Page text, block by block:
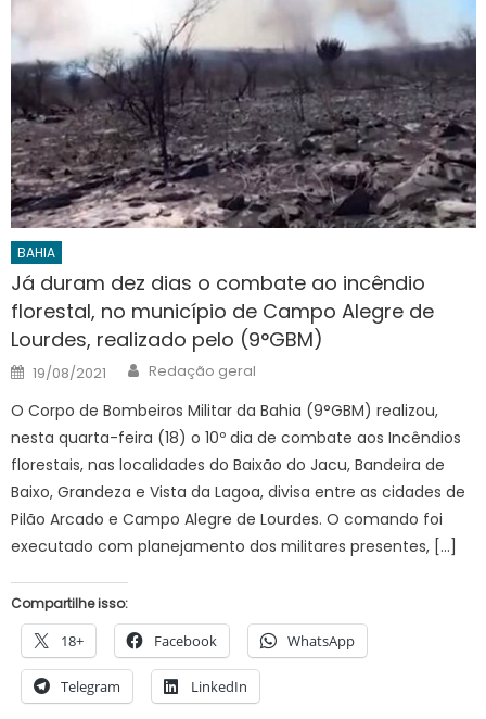
BAHIA
Já duram dez dias o combate ao incêndio
florestal, no município de Campo Alegre de
Lourdes, realizado pelo (9°GBM)
Posted
on
19/08/2021 Author
Redação geral
O Corpo de Bombeiros Militar da Bahia (9°GBM) realizou,
nesta quarta-feira (18) o 10º dia de combate aos Incêndios
florestais, nas localidades do Baixão do Jacu, Bandeira de
Baixo, Grandeza e Vista da Lagoa, divisa entre as cidades de
Pilão Arcado e Campo Alegre de Lourdes. O comando foi
executado com planejamento dos militares presentes, […]
Compartilhe isso:
18+ Facebook WhatsApp
Telegram LinkedIn